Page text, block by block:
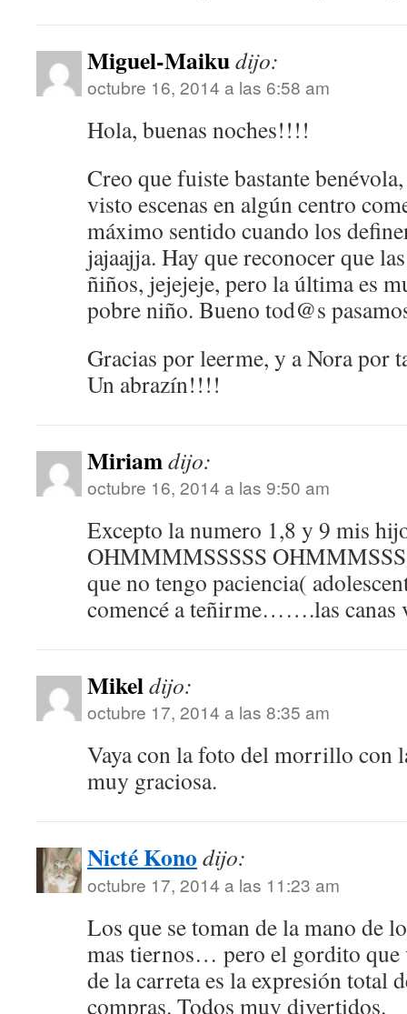
Miguel-Maikudijo:
octubre 16, 2014 a las 6:58 am
Hola, buenas noches!!!!
Creo que fuiste bastante benévola,
visto escenas en algún centro
máximo sentido cuando los
jajaajja. Hay que reconocer que
ñiños, jejejeje, pero la última es
pobre niño. Bueno tod@s
Gracias por leerme, y a Nora por
Un abrazín!!!!
Miriamdijo:
octubre 16, 2014 a las 9:50 am
Excepto la numero 1,8 y 9 mis
OHMMMMSSSSS
que no tengo paciencia(
comencé a teñirme…….las canas
Mikeldijo:
octubre 17, 2014 a las 8:35 am
Vaya con la foto del morrillo con
muy graciosa.
Nicté Kono dijo:
octubre 17, 2014 a las 11:23 am
Los que se toman de la mano de
mas tiernos… pero el gordito que
de la carreta es la expresión total
compras. Todos muy divertidos.